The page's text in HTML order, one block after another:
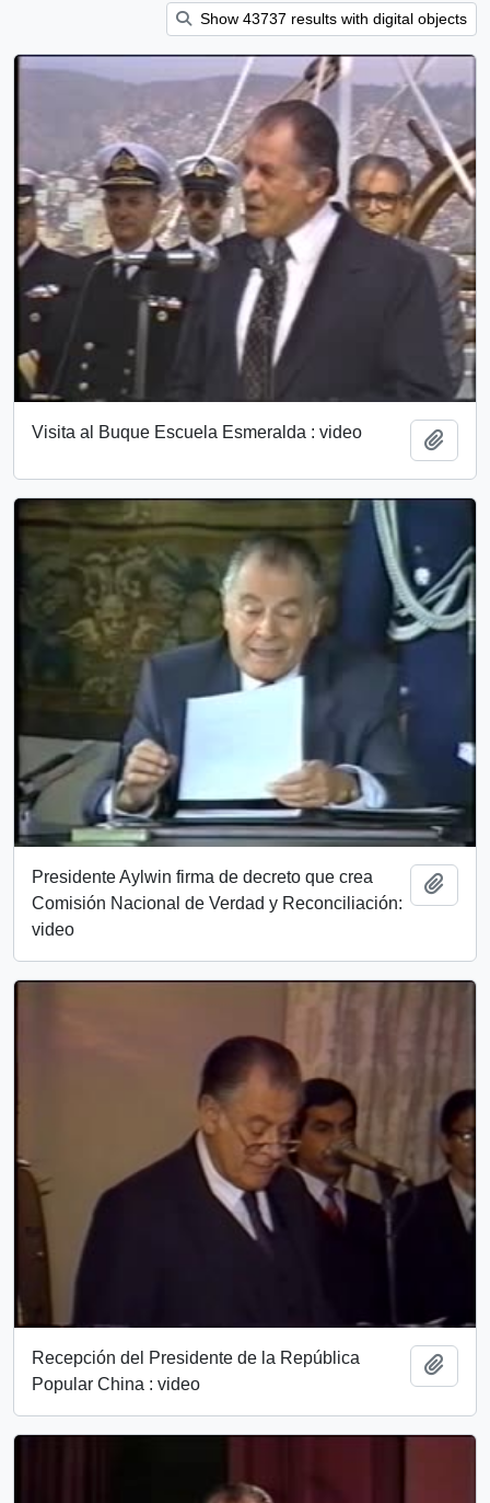
Show 43737 results with digital objects
Visita al Buque Escuela Esmeralda : video
Presidente Aylwin firma de decreto que crea
Comisión Nacional de Verdad y Reconciliación:
video
Recepción del Presidente de la República
Popular China : video